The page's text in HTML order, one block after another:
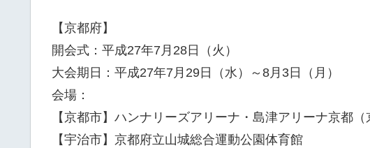
【京都府】
開会式：平成27年7月28日（火）
大会期日：平成27年7月29日（水）～8月3日（月）
会場：
【京都市】ハンナリーズアリーナ・島津アリーナ京都
【宇治市】京都府立山城総合運動公園体育館